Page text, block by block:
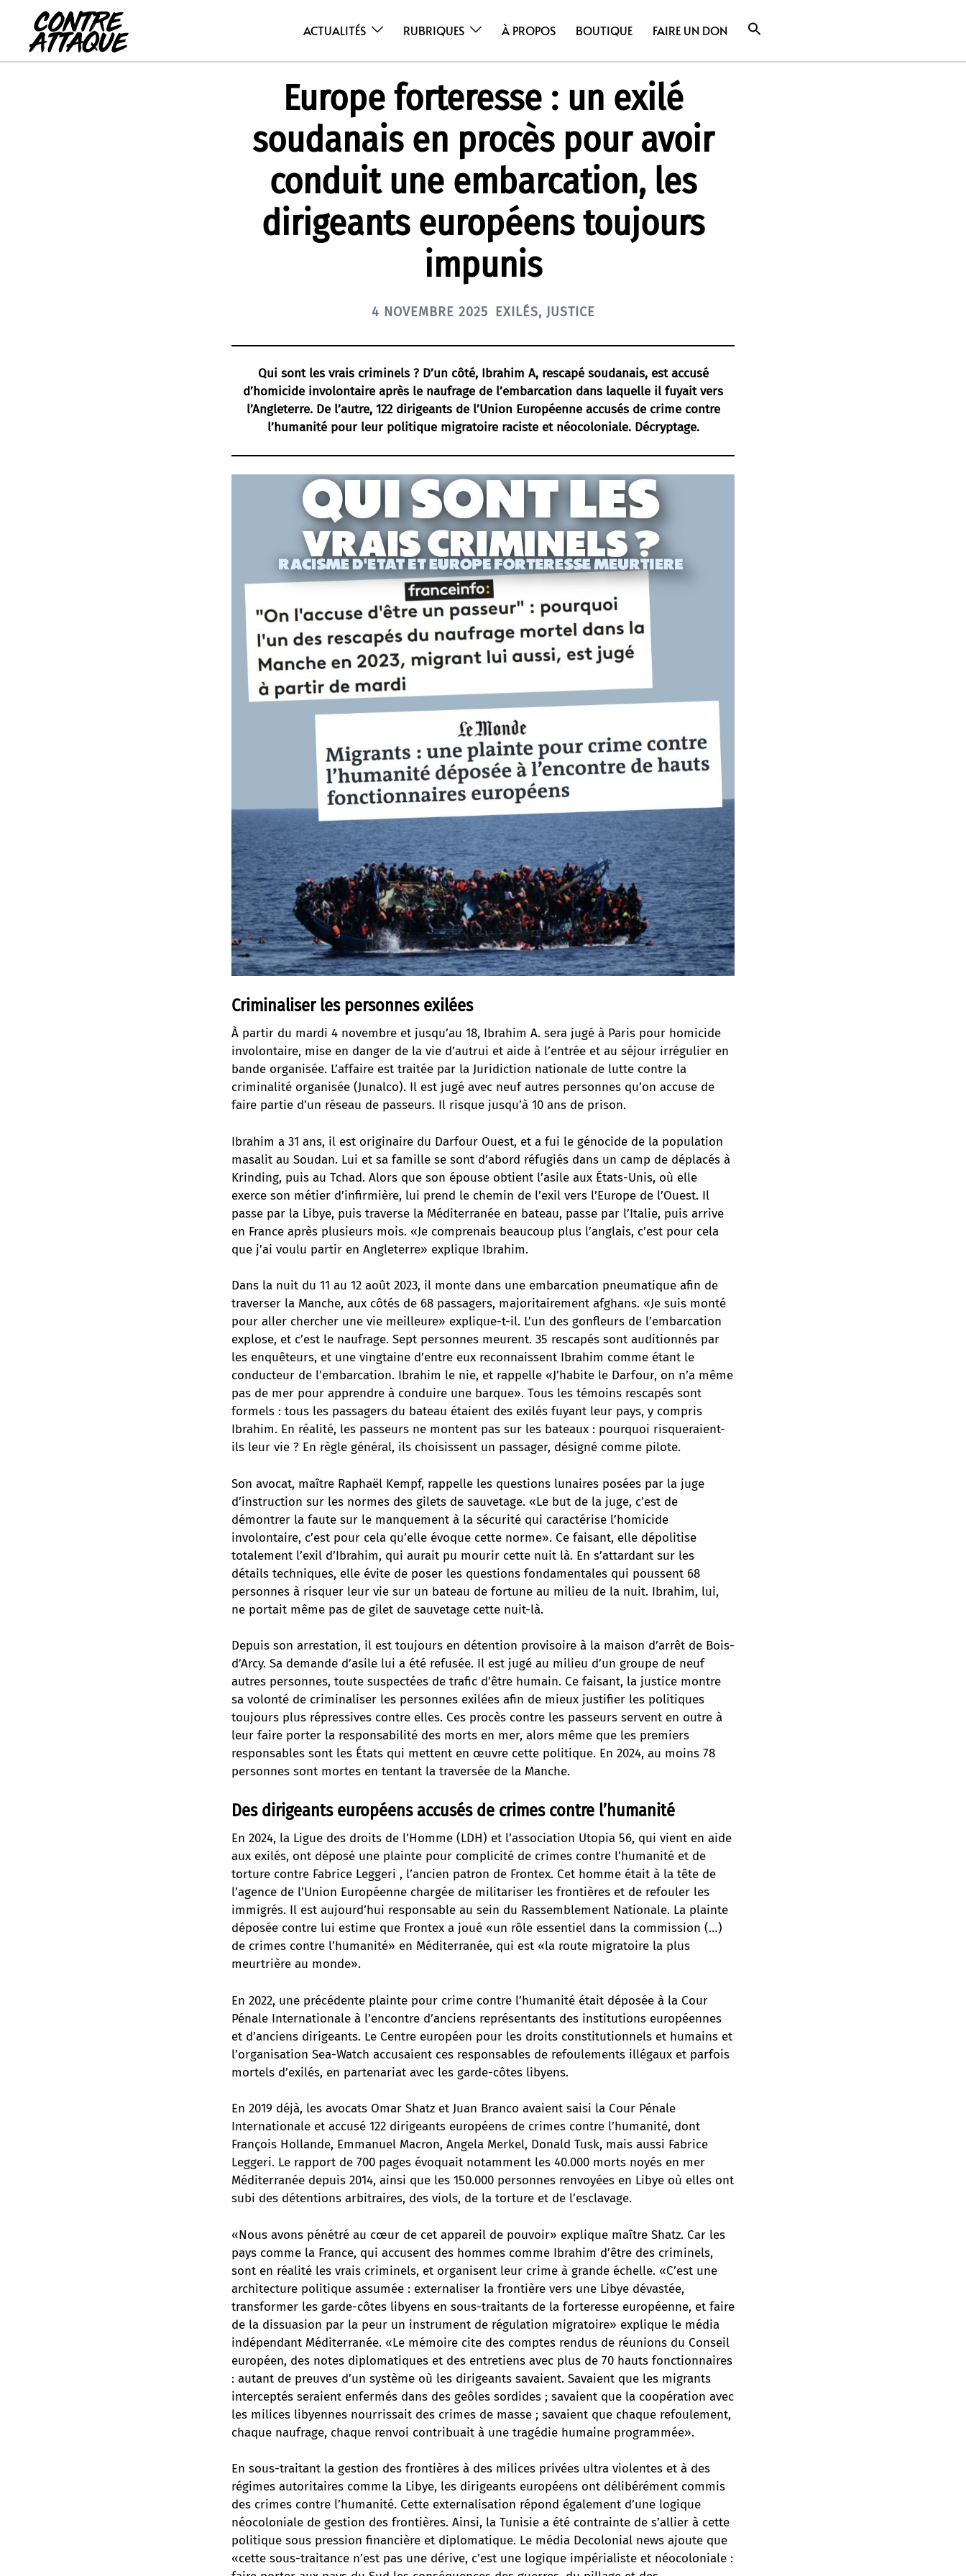
contenu
ACTUALITÉS RUBRIQUES À PROPOS BOUTIQUE FAIRE UN DON
Europe forteresse : un exilé
soudanais en procès pour avoir
conduit une embarcation, les
dirigeants européens toujours
impunis
4 NOVEMBRE 2025 EXILÉS, JUSTICE
Qui sont les vrais criminels ? D’un côté, Ibrahim A, rescapé soudanais, est accusé
d’homicide involontaire après le naufrage de l’embarcation dans laquelle il fuyait vers
l’Angleterre. De l’autre, 122 dirigeants de l’Union Européenne accusés de crime contre
l’humanité pour leur politique migratoire raciste et néocoloniale. Décryptage.
Criminaliser les personnes exilées
À partir du mardi 4 novembre et jusqu’au 18, Ibrahim A. sera jugé à Paris pour homicide
involontaire, mise en danger de la vie d’autrui et aide à l’entrée et au séjour irrégulier en
bande organisée. L’affaire est traitée par la Juridiction nationale de lutte contre la
criminalité organisée (Junalco). Il est jugé avec neuf autres personnes qu’on accuse de
faire partie d’un réseau de passeurs. Il risque jusqu’à 10 ans de prison.
Ibrahim a 31 ans, il est originaire du Darfour Ouest, et a fui le génocide de la population
masalit au Soudan. Lui et sa famille se sont d’abord réfugiés dans un camp de déplacés à
Krinding, puis au Tchad. Alors que son épouse obtient l’asile aux États-Unis, où elle
exerce son métier d’infirmière, lui prend le chemin de l’exil vers l’Europe de l’Ouest. Il
passe par la Libye, puis traverse la Méditerranée en bateau, passe par l’Italie, puis arrive
en France après plusieurs mois. «Je comprenais beaucoup plus l’anglais, c’est pour cela
que j’ai voulu partir en Angleterre» explique Ibrahim.
Dans la nuit du 11 au 12 août 2023, il monte dans une embarcation pneumatique afin de
traverser la Manche, aux côtés de 68 passagers, majoritairement afghans. «Je suis monté
pour aller chercher une vie meilleure» explique-t-il. L’un des gonfleurs de l’embarcation
explose, et c’est le naufrage. Sept personnes meurent. 35 rescapés sont auditionnés par
les enquêteurs, et une vingtaine d’entre eux reconnaissent Ibrahim comme étant le
conducteur de l’embarcation. Ibrahim le nie, et rappelle «J’habite le Darfour, on n’a même
pas de mer pour apprendre à conduire une barque». Tous les témoins rescapés sont
formels : tous les passagers du bateau étaient des exilés fuyant leur pays, y compris
Ibrahim. En réalité, les passeurs ne montent pas sur les bateaux : pourquoi risqueraient-
ils leur vie ? En règle général, ils choisissent un passager, désigné comme pilote.
Son avocat, maître Raphaël Kempf, rappelle les questions lunaires posées par la juge
d’instruction sur les normes des gilets de sauvetage. «Le but de la juge, c’est de
démontrer la faute sur le manquement à la sécurité qui caractérise l’homicide
involontaire, c’est pour cela qu’elle évoque cette norme». Ce faisant, elle dépolitise
totalement l’exil d’Ibrahim, qui aurait pu mourir cette nuit là. En s’attardant sur les
détails techniques, elle évite de poser les questions fondamentales qui poussent 68
personnes à risquer leur vie sur un bateau de fortune au milieu de la nuit. Ibrahim, lui,
ne portait même pas de gilet de sauvetage cette nuit-là.
Depuis son arrestation, il est toujours en détention provisoire à la maison d’arrêt de Bois-
d’Arcy. Sa demande d’asile lui a été refusée. Il est jugé au milieu d’un groupe de neuf
autres personnes, toute suspectées de trafic d’être humain. Ce faisant, la justice montre
sa volonté de criminaliser les personnes exilées afin de mieux justifier les politiques
toujours plus répressives contre elles. Ces procès contre les passeurs servent en outre à
leur faire porter la responsabilité des morts en mer, alors même que les premiers
responsables sont les États qui mettent en œuvre cette politique. En 2024, au moins 78
personnes sont mortes en tentant la traversée de la Manche.
Des dirigeants européens accusés de crimes contre l’humanité
En 2024, la Ligue des droits de l’Homme (LDH) et l’association Utopia 56, qui vient en aide
aux exilés, ont déposé une plainte pour complicité de crimes contre l’humanité et de
torture contre Fabrice Leggeri , l’ancien patron de Frontex. Cet homme était à la tête de
l’agence de l’Union Européenne chargée de militariser les frontières et de refouler les
immigrés. Il est aujourd’hui responsable au sein du Rassemblement Nationale. La plainte
déposée contre lui estime que Frontex a joué «un rôle essentiel dans la commission (…)
de crimes contre l’humanité» en Méditerranée, qui est «la route migratoire la plus
meurtrière au monde».
En 2022, une précédente plainte pour crime contre l’humanité était déposée à la Cour
Pénale Internationale à l’encontre d’anciens représentants des institutions européennes
et d’anciens dirigeants. Le Centre européen pour les droits constitutionnels et humains et
l’organisation Sea-Watch accusaient ces responsables de refoulements illégaux et parfois
mortels d’exilés, en partenariat avec les garde-côtes libyens.
En 2019 déjà, les avocats Omar Shatz et Juan Branco avaient saisi la Cour Pénale
Internationale et accusé 122 dirigeants européens de crimes contre l’humanité, dont
François Hollande, Emmanuel Macron, Angela Merkel, Donald Tusk, mais aussi Fabrice
Leggeri. Le rapport de 700 pages évoquait notamment les 40.000 morts noyés en mer
Méditerranée depuis 2014, ainsi que les 150.000 personnes renvoyées en Libye où elles ont
subi des détentions arbitraires, des viols, de la torture et de l’esclavage.
«Nous avons pénétré au cœur de cet appareil de pouvoir» explique maître Shatz. Car les
pays comme la France, qui accusent des hommes comme Ibrahim d’être des criminels,
sont en réalité les vrais criminels, et organisent leur crime à grande échelle. «C’est une
architecture politique assumée : externaliser la frontière vers une Libye dévastée,
transformer les garde-côtes libyens en sous-traitants de la forteresse européenne, et faire
de la dissuasion par la peur un instrument de régulation migratoire» explique le média
indépendant Méditerranée. «Le mémoire cite des comptes rendus de réunions du Conseil
européen, des notes diplomatiques et des entretiens avec plus de 70 hauts fonctionnaires
: autant de preuves d’un système où les dirigeants savaient. Savaient que les migrants
interceptés seraient enfermés dans des geôles sordides ; savaient que la coopération avec
les milices libyennes nourrissait des crimes de masse ; savaient que chaque refoulement,
chaque naufrage, chaque renvoi contribuait à une tragédie humaine programmée».
En sous-traitant la gestion des frontières à des milices privées ultra violentes et à des
régimes autoritaires comme la Libye, les dirigeants européens ont délibérément commis
des crimes contre l’humanité. Cette externalisation répond également d’une logique
néocoloniale de gestion des frontières. Ainsi, la Tunisie a été contrainte de s’allier à cette
politique sous pression financière et diplomatique. Le média Decolonial news ajoute que
«cette sous-traitance n’est pas une dérive, c’est une logique impérialiste et néocoloniale :